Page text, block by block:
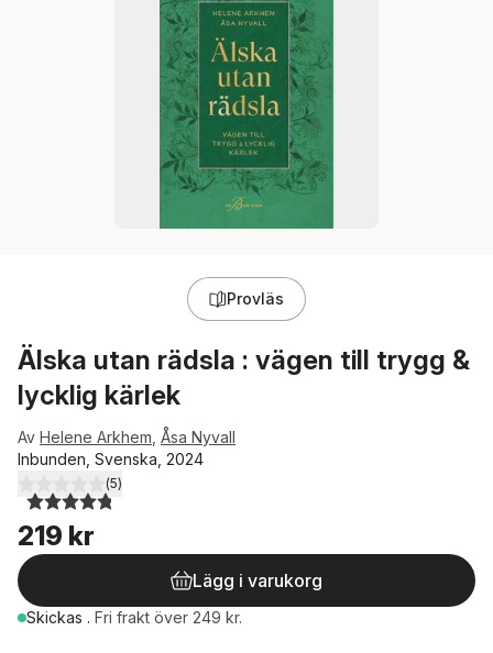
Provläs
Älska utan rädsla : vägen till trygg &
lycklig kärlek
Av Helene Arkhem Åsa Nyvall
Inbunden, Svenska, 2024
4,8utav 5 stjärnor. Totalt antal röster:
(5)
219 kr
Lägg i varukorg
Skickas . Fri frakt över 249 kr.